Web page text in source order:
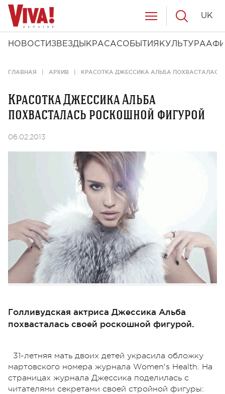
НОВОСТИ ЗВЕЗДЫ КРАСАСОБЫТИЯ КУЛЬТУРА
UK
ГЛАВНАЯ АРХИВ КРАСОТКА ДЖЕССИКА АЛЬБА
Красотка Джессика Альба
похвасталась роскошной фигурой
06.02.2013
Голливудская актриса Джессика Альба
похвасталась своей роскошной фигурой.
31-летняя мать двоих детей украсила обложку
мартовского номера журнала Women's Health. На
страницах журнала Джессика поделилась с
читателями секретами своей стройной фигуры: